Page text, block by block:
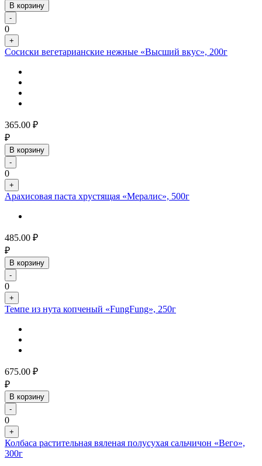
В корзину
-
0
+
Сосиски вегетарианские нежные «Высший вкус», 200г
365.00 ₽
₽
В корзину
-
0
+
Арахисовая паста хрустящая «Мералис», 500г
485.00 ₽
₽
В корзину
-
0
+
Темпе из нута копченый «FungFung», 250г
675.00 ₽
₽
В корзину
-
0
+
Колбаса растительная вяленая полусухая сальчичон «Вего»,
300г